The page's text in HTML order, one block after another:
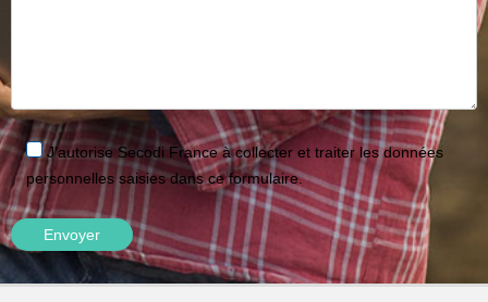
J'autorise Secodi France à collecter et traiter les données
personnelles saisies dans ce formulaire.